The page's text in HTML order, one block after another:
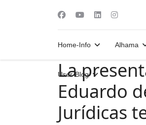
Home-Info Alhama
User-Blog
La
Eduardo
Jurídicas